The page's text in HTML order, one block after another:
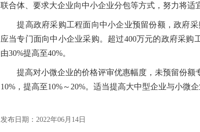
联合体、要求大企业向中小企业分包等方式，努力将适
提高政府采购工程面向中小企业预留份额，政府采
应当专门面向中小企业采购。超过400万元的政府采
由30%提高至40%。
提高对小微企业的价格评审优惠幅度，未预留份额
10%，提高至10%～20%。适当提高大中型企业与小微
发布日期：2022年06月14日